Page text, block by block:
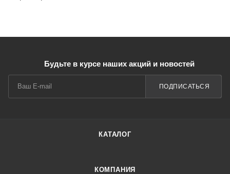
Будьте в курсе наших акций и новостей
ПОДПИСАТЬСЯ
КАТАЛОГ
КОМПАНИЯ